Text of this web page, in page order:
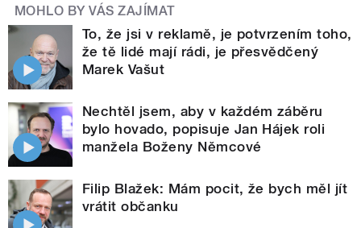
MOHLO BY VÁS ZAJÍMAT
To, že jsi v reklamě, je potvrzením toho,
že tě lidé mají rádi, je přesvědčený
Marek Vašut
Nechtěl jsem, aby v každém záběru
bylo hovado, popisuje Jan Hájek roli
manžela Boženy Němcové
Filip Blažek: Mám pocit, že bych měl jít
vrátit občanku